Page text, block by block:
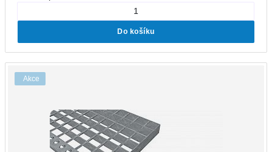
Do košíku
Akce